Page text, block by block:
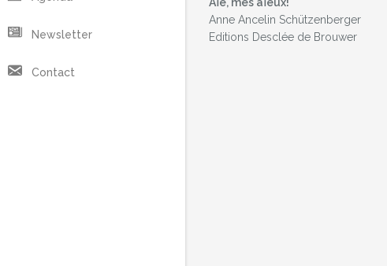
Newsletter
Contact
Anne Ancelin Schützenberger
Editions Desclée de Brouwer